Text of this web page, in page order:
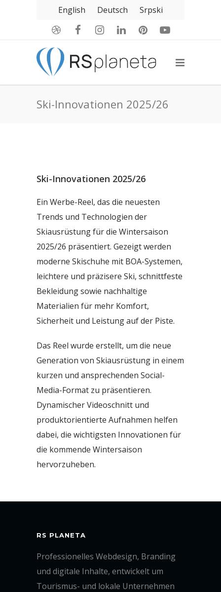
English Deutsch Srpski
Ski-Innovationen 2025/26
Ski-Innovationen 2025/26
Ein Werbe-Reel, das die neuesten
Trends und Technologien der
Skiausrüstung für die Wintersaison
2025/26 präsentiert. Gezeigt werden
moderne Skischuhe mit BOA-Systemen,
leichtere und präzisere Ski, schnittfeste
Bekleidung sowie nachhaltige
Materialien für mehr Komfort,
Sicherheit und Leistung auf der Piste.
Das Reel wurde erstellt, um die neue
Generation von Skiausrüstung in einem
kurzen und ansprechenden Social-
Media-Format zu präsentieren.
Dynamischer Videoschnitt und
produktorientierte Aufnahmen helfen
dabei, die wichtigsten Innovationen für
die kommende Wintersaison
hervorzuheben.
RS PLANETA
Professionelles Webdesign, Branding
und digitale Inhalte, entwickelt um
Tourismus- und lokale Unternehmen